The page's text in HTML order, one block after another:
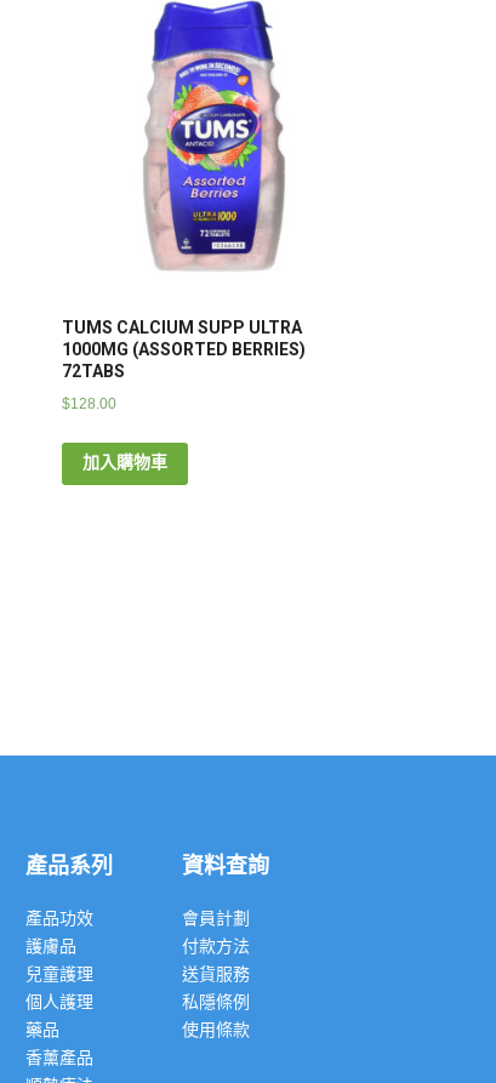
TUMS CALCIUM SUPP ULTRA
1000MG (ASSORTED BERRIES)
72TABS
$128.00
加入購物車
產品系列
產品功效
護膚品
兒童護理
個人護理
藥品
香薰產品
資料查詢
會員計劃
付款方法
送貨服務
私隱條例
使用條款